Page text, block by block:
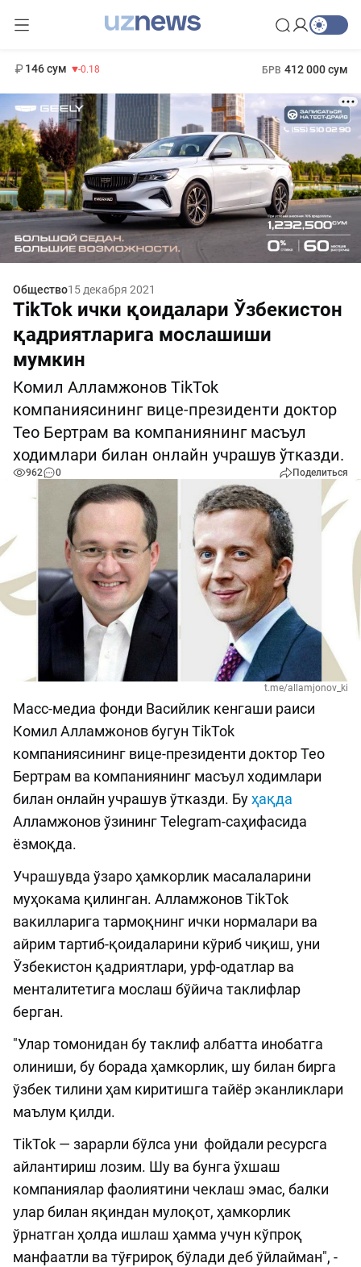
146 сум -0.18 БРВ 412 000 сум
Общество15 декабря 2021
TikTok ички қоидалари Ўзбекистон
қадриятларига мослашиши
мумкин
Комил Алламжонов TikTok
компаниясининг вице-президенти доктор
Тео Бертрам ва компаниянинг масъул
ходимлари билан онлайн учрашув ўтказди.
962 0 Поделиться
t.me/allamjonov_ki
Масс-медиа фонди Васийлик кенгаши раиси
Комил Алламжонов бугун TikTok
компаниясининг вице-президенти доктор Тео
Бертрам ва компаниянинг масъул ходимлари
билан онлайн учрашув ўтказди. Буҳақда
Алламжонов ўзининг Telegram-саҳифасида
ёзмоқда.
Учрашувда ўзаро ҳамкорлик масалаларини
муҳокама қилинган. Алламжонов TikTok
вакилларига тармоқнинг ички нормалари ва
айрим тартиб-қоидаларини кўриб чиқиш, уни
Ўзбекистон қадриятлари, урф-одатлар ва
менталитетига мослаш бўйича таклифлар
берган.
"Улар томонидан бу таклиф албатта инобатга
олиниши, бу борада ҳамкорлик, шу билан бирга
ўзбек тилини ҳам киритишга тайёр эканликлари
маълум қилди.
TikTok — зарарли бўлса уни фойдали ресурсга
айлантириш лозим. Шу ва бунга ўхшаш
компаниялар фаолиятини чеклаш эмас, балки
улар билан яқиндан мулоқот, ҳамкорлик
ўрнатган ҳолда ишлаш ҳамма учун кўпроқ
манфаатли ва тўғрироқ бўлади деб ўйлайман", -